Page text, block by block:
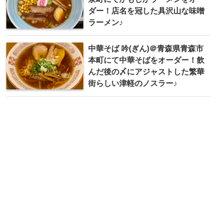
ダー！店名を冠した具沢山な味噌
ラーメン♪
中華そば 吟(ぎん)＠青森県青森市
本町にて中華そばをオーダー！飲
んだ後の〆にアジャストした繁華
街らしい津軽のノスラー♪